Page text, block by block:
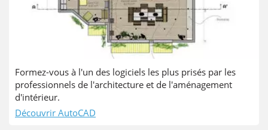
Formez-vous à l'un des logiciels les plus prisés par les
professionnels de l'architecture et de l'aménagement
d'intérieur.
Découvrir AutoCAD